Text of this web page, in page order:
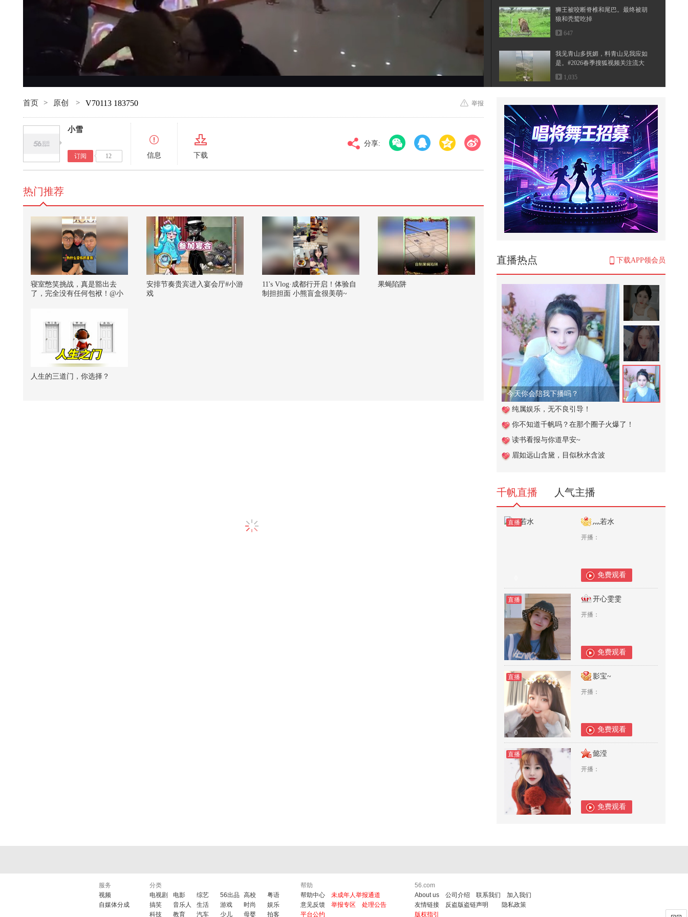
100
狮王被咬断脊椎和尾巴。最终被胡
狼和秃鹫吃掉
647
我见青山多抚媚，料青山见我应如
是。#2026春季搜狐视频关注流大
会 ...
1,035
2,187
为艺术献身的女神詹妮弗·康纳利，
幻视老婆人间尤物
2,726
【潮狐星朋友|龙嘉誉】@龙嘉誉 最
想送给外星人看的竟然是关注
流！...
3,355
【一镜解锁潮生活】这个菜王终于
#快成长计划 #影画演绎未来之星
刚好路过，看到这个小女孩也太调
皮...
577
“剩下的话，我不想在说清楚了”翻
唱小众粤语情歌《我还是什么》#...
1,094
过年了！原来过年在家姐妹们都有
自己的【专称】！？快来在除夕解
锁...
708
谁才是真正的敖润姑姑
1,946
1944年的大后方，百姓用双手撑起
了国家
首页 > 原创 > V70113 183750 举报
小雪
订阅 12 信息 下载
分享:
直播热点 下载APP领会员
腻腻在线点歌台
纯属娱乐，无不良引导！
你不知道千帆吗？在那个圈子火爆了！
读书看报与你道早安~
眉如远山含黛，目似秋水含波
千帆直播 人气主播
直播 灬若水
开播：
免费观看
直播
0
开心雯雯
开播：
免费观看
直播
0
影宝~
开播：
免费观看
直播
0
懿滢
开播：
免费观看
热门推荐
寝室憋笑挑战，真是豁出去
了，完全没有任何包袱！@小
安排节奏贵宾进入宴会厅#小游
戏
11's Vlog·成都行开启！体验自
制担担面 小熊盲盒很美萌~
果蝇陷阱
人生的三道门，你选择？
服务
视频
自媒体分成
分类
电视剧
电影 综艺 56出品 高校
粤语
搞笑
音乐人 生活 游戏 时尚
娱乐
科技
教育 汽车 少儿 母婴 拍客
帮助
帮助中心
未成年人举报通道
意见反馈
举报专区
处理公告
平台公约
56.com
About us
公司介绍 联系我们
加入我们
友情链接
反盗版盗链声明
隐私政策
版权指引